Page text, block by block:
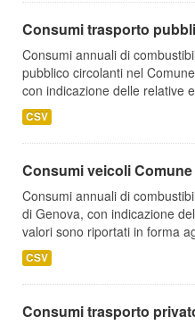
Consumi trasporto
Consumi annuali di
pubblico circolanti nel
con indicazione delle relative
CSV
Consumi veicoli
Consumi annuali di
di Genova, con indicazione
valori sono riportati in forma
CSV
Consumi trasporto